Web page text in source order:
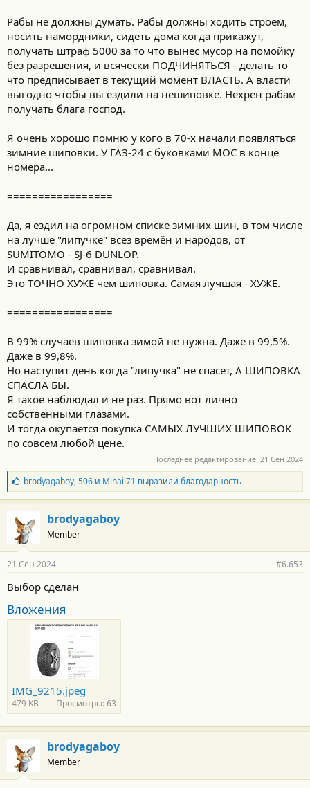
Рабы не должны думать. Рабы должны ходить строем,
носить намордники, сидеть дома когда прикажут,
получать штраф 5000 за то что вынес мусор на помойку
без разрешения, и всячески ПОДЧИНЯТЬСЯ - делать то
что предписывает в текущий момент ВЛАСТЬ. А власти
выгодно чтобы вы ездили на нешиповке. Нехрен рабам
получать блага господ.
Я очень хорошо помню у кого в 70-х начали появляться
зимние шиповки. У ГАЗ-24 с буковками МОС в конце
номера...
=================
Да, я ездил на огромном списке зимних шин, в том числе
на лучше "липучке" всез времён и народов, от
SUMITOMO - SJ-6 DUNLOP.
И сравнивал, сравнивал, сравнивал.
Это ТОЧНО ХУЖЕ чем шиповка. Самая лучшая - ХУЖЕ.
=================
В 99% случаев шиповка зимой не нужна. Даже в 99,5%.
Даже в 99,8%.
Но наступит день когда "липучка" не спасёт, А ШИПОВКА
СПАСЛА БЫ.
Я такое наблюдал и не раз. Прямо вот лично
собственными глазами.
И тогда окупается покупка САМЫХ ЛУЧШИХ ШИПОВОК
по совсем любой цене.
Последнее редактирование: 21 Сен 2024
Б
л
а
о
д
а
н
о
с
и
brodyagaboy,506и Mihail71 выразили благодарность
brodyagaboy
Member
21 Сен 2024 #6.653
Выбор сделан
Вложения
IMG_9215.jpeg
479 KB Просмотры: 63
brodyagaboy
Member